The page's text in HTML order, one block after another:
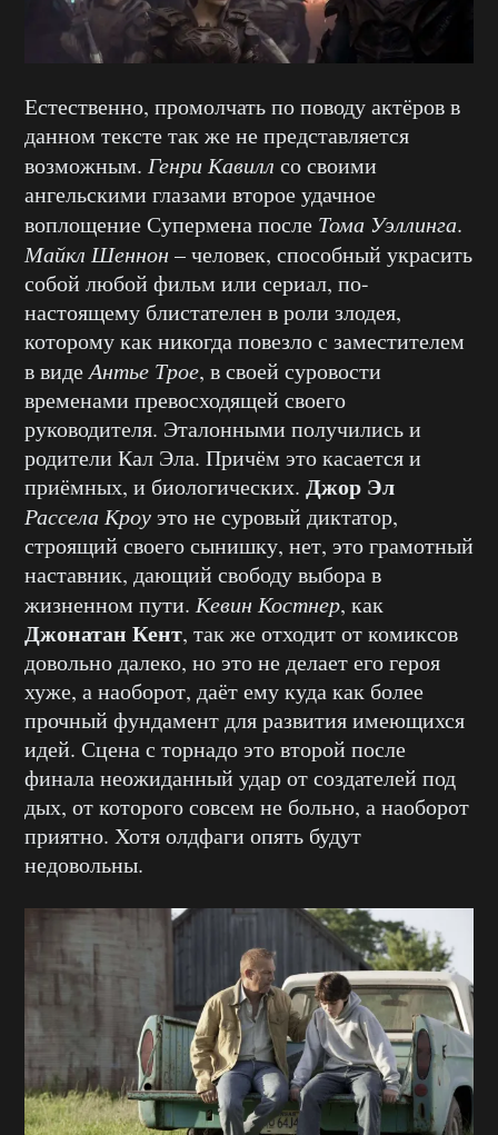
Естественно, промолчать по поводу актёров в
данном тексте так же не представляется
возможным. Генри Кавилл со своими
ангельскими глазами второе удачное
воплощение Супермена после Тома Уэллинга.
Майкл Шеннон – человек, способный украсить
собой любой фильм или сериал, по-
настоящему блистателен в роли злодея,
которому как никогда повезло с заместителем
в видеАнтье Трое, в своей суровости
временами превосходящей своего
руководителя. Эталонными получились и
родители Кал Эла. Причём это касается и
приёмных, и биологических. Джор Эл
Рассела Кроуэто не суровый диктатор,
строящий своего сынишку, нет, это грамотный
наставник, дающий свободу выбора в
жизненном пути. Кевин Костнер, как
Джонатан Кент, так же отходит от комиксов
довольно далеко, но это не делает его героя
хуже, а наоборот, даёт ему куда как более
прочный фундамент для развития имеющихся
идей. Сцена с торнадо это второй после
финала неожиданный удар от создателей под
дых, от которого совсем не больно, а наоборот
приятно. Хотя олдфаги опять будут
недовольны.